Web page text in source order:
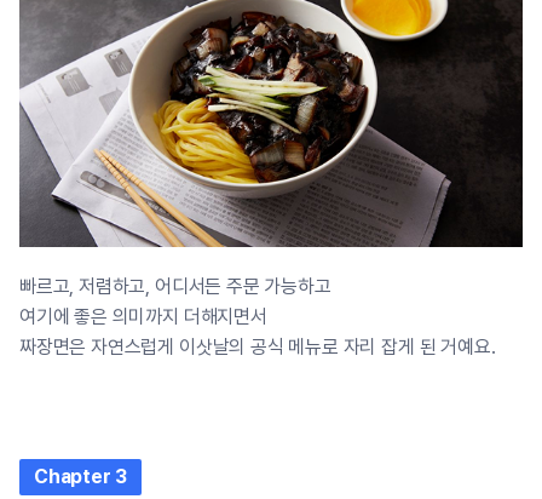
빠르고, 저렴하고, 어디서든 주문 가능하고
여기에 좋은 의미까지 더해지면서
짜장면은 자연스럽게 이삿날의 공식 메뉴로 자리 잡게 된 거예요.
Chapter 3